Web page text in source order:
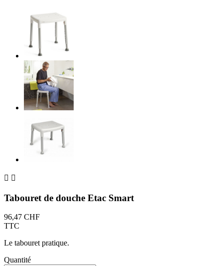
 
Tabouret de douche Etac Smart
96,47 CHF
TTC
Le tabouret pratique.
Quantité